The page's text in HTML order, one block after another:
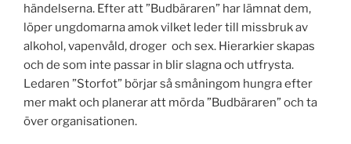
händelserna. Efter att ”Budbäraren” har lämnat dem,
löper ungdomarna amok vilket leder till missbruk av
alkohol, vapenvåld, droger och sex. Hierarkier skapas
och de som inte passar in blir slagna och utfrysta.
Ledaren ”Storfot” börjar så småningom hungra efter
mer makt och planerar att mörda ”Budbäraren” och ta
över organisationen.